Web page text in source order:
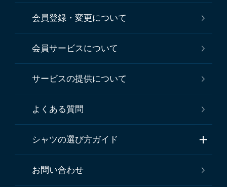
会員登録・変更について
会員サービスについて
サービスの提供について
よくある質問
シャツの選び方ガイド
お問い合わせ